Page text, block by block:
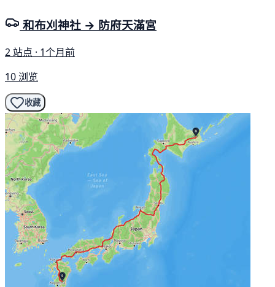
和布刈神社 → 防府天滿宮
2 站点 · 1个月前
10 浏览
收藏